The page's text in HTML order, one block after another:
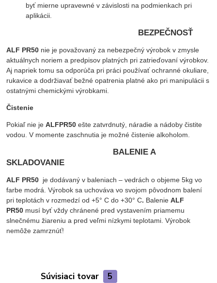
byť mierne upravewné v závislosti na podmienkach pri
aplikácii.
BEZPEČNOSŤ
ALF PR50 nie je považovaný za nebezpečný výrobok v zmysle
aktuálnych noriem a predpisov platných pri zatrieďovaní výrobkov.
Aj napriek tomu sa odporúča pri práci používať ochranné okuliare,
rukavice a dodržiavať bežné opatrenia platné ako pri manipulácii s
ostatnými chemickými výrobkami.
Čistenie
Pokiaľ nie jeALFPR50 ešte zatvrdnutý, náradie a nádoby čistite
vodou. V momente zaschnutia je možné čistenie alkoholom.
BALENIE A
SKLADOVANIE
ALF PR50 je dodávaný v baleniach – vedrách o objeme 5kg vo
farbe modrá. Výrobok sa uchováva vo svojom pôvodnom balení
pri teplotách v rozmedzí od +5° C do +30° C. BalenieALF
PR50 musí byť vždy chránené pred vystavením priamemu
slnečnému žiareniu a pred veľmi nízkymi teplotami. Výrobok
nemôže zamrznúť!
Súvisiaci tovar 5